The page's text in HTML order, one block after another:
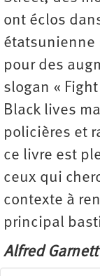
ont éclos
étatsunienne
pour des
slogan «
Black lives
policières et
ce livre est
ceux qui
contexte à
principal
Alfred Garnett